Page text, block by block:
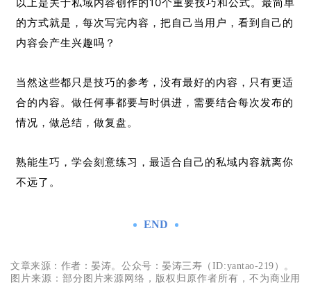
的方式就是，每次写完内容，把自己当用户，看到自己的
内容会产生兴趣吗？
当然这些都只是技巧的参考，没有最好的内容，只有更适
合的内容。做任何事都要与时俱进，需要结合每次发布的
情况，做总结，做复盘。
熟能生巧，学会刻意练习，最适合自己的私域内容就离你
不远了。
END
文章来源：作者：晏涛。公众号：晏涛三寿（ID:yantao-219）。
图片来源：部分图片来源网络，版权归原作者所有，不为商业用